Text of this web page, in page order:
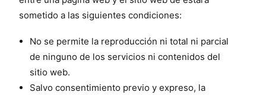
sometido a las siguientes condiciones:
No se permite la reproducción ni total ni parcial
de ninguno de los servicios ni contenidos del
sitio web.
Salvo consentimiento previo y expreso, la